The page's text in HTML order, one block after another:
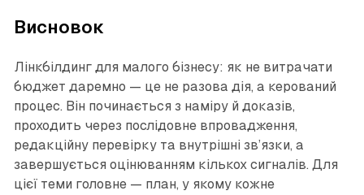
Висновок
Лінкбілдинг для малого бізнесу: як не витрачати
бюджет даремно — це не разова дія, а керований
процес. Він починається з наміру й доказів,
проходить через послідовне впровадження,
редакційну перевірку та внутрішні зв’язки, а
завершується оцінюванням кількох сигналів. Для
цієї теми головне — план, у якому кожне